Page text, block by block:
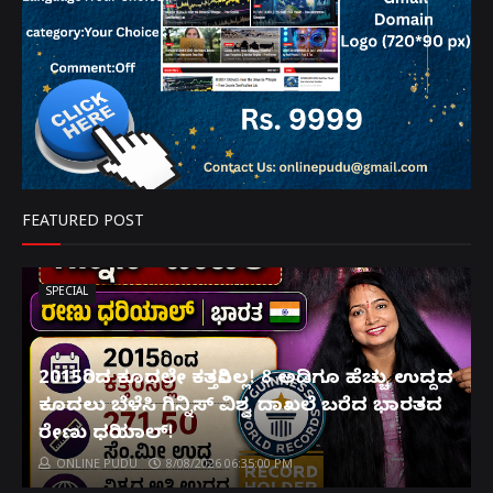
FEATURED POST
SPECIAL
2015ರಿಂದ ಕೂದಲೇ ಕತ್ತರಿಸಿಲ್ಲ! 8 ಅಡಿಗೂ ಹೆಚ್ಚು ಉದ್ದದ
ಕೂದಲು ಬೆಳೆಸಿ ಗಿನ್ನಿಸ್ ವಿಶ್ವ ದಾಖಲೆ ಬರೆದ ಭಾರತದ
ರೇಣು ಧರಿಯಾಲ್!
ONLINE PUDU 8/08/2026 06:35:00 PM